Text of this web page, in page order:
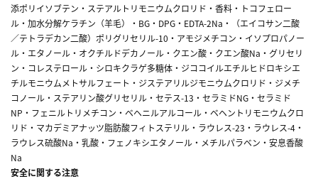
添ポリイソブテン・ステアルトリモニウムクロリド・香料・トコフェロー
ル・加水分解ケラチン（羊毛）・BG・DPG・EDTA-2Na・（エイコサン二酸
／テトラデカン二酸）ポリグリセリル-10・アモジメチコン・イソプロパノー
ル・エタノール・オクチルドデカノール・クエン酸・クエン酸Na・グリセリ
ン・コレステロール・シロキクラゲ多糖体・ジココイルエチルヒドロキシエ
チルモニウムメトサルフェート・ジステアリルジモニウムクロリド・ジメチ
コノール・ステアリン酸グリセリル・セテス-13・セラミドNG・セラミド
NP・フェニルトリメチコン・ベヘニルアルコール・ベヘントリモニウムクロ
リド・マカデミアナッツ脂肪酸フィトステリル・ラウレス-23・ラウレス-4・
ラウレス硫酸Na・乳酸・フェノキシエタノール・メチルパラベン・安息香酸
Na
安全に関する注意